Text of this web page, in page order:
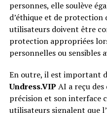
personnes, elle soulève
d’éthique et de protection
utilisateurs doivent être
protection appropriées
personnelles ou sensibles
En outre, il est important
Undress.VIP AI a reçu
précision et son interface
utilisateurs signalent que